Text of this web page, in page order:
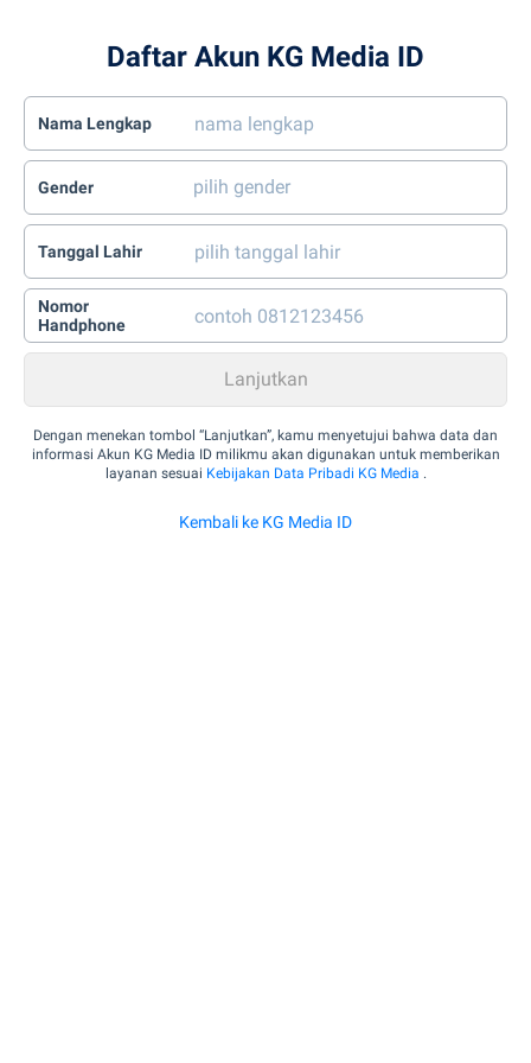
Daftar Akun KG Media ID
Nama Lengkap
Gender
Tanggal Lahir
Nomor
Handphone
Dengan menekan tombol “Lanjutkan”, kamu menyetujui bahwa data dan
informasi Akun KG Media ID milikmu akan digunakan untuk memberikan
layanan sesuai Kebijakan Data Pribadi KG Media .
Kembali ke KG Media ID